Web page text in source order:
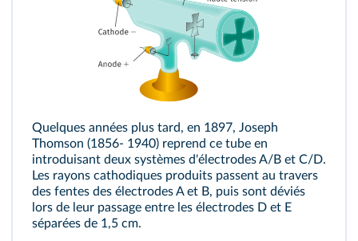
Quelques années plus tard, en 1897, Joseph
Thomson (1856- 1940) reprend ce tube en
introduisant deux systèmes d'électrodes A/B et C/D.
Les rayons cathodiques produits passent au travers
des fentes des électrodes A et B, puis sont déviés
lors de leur passage entre les électrodes D et E
séparées de 1,5 cm.